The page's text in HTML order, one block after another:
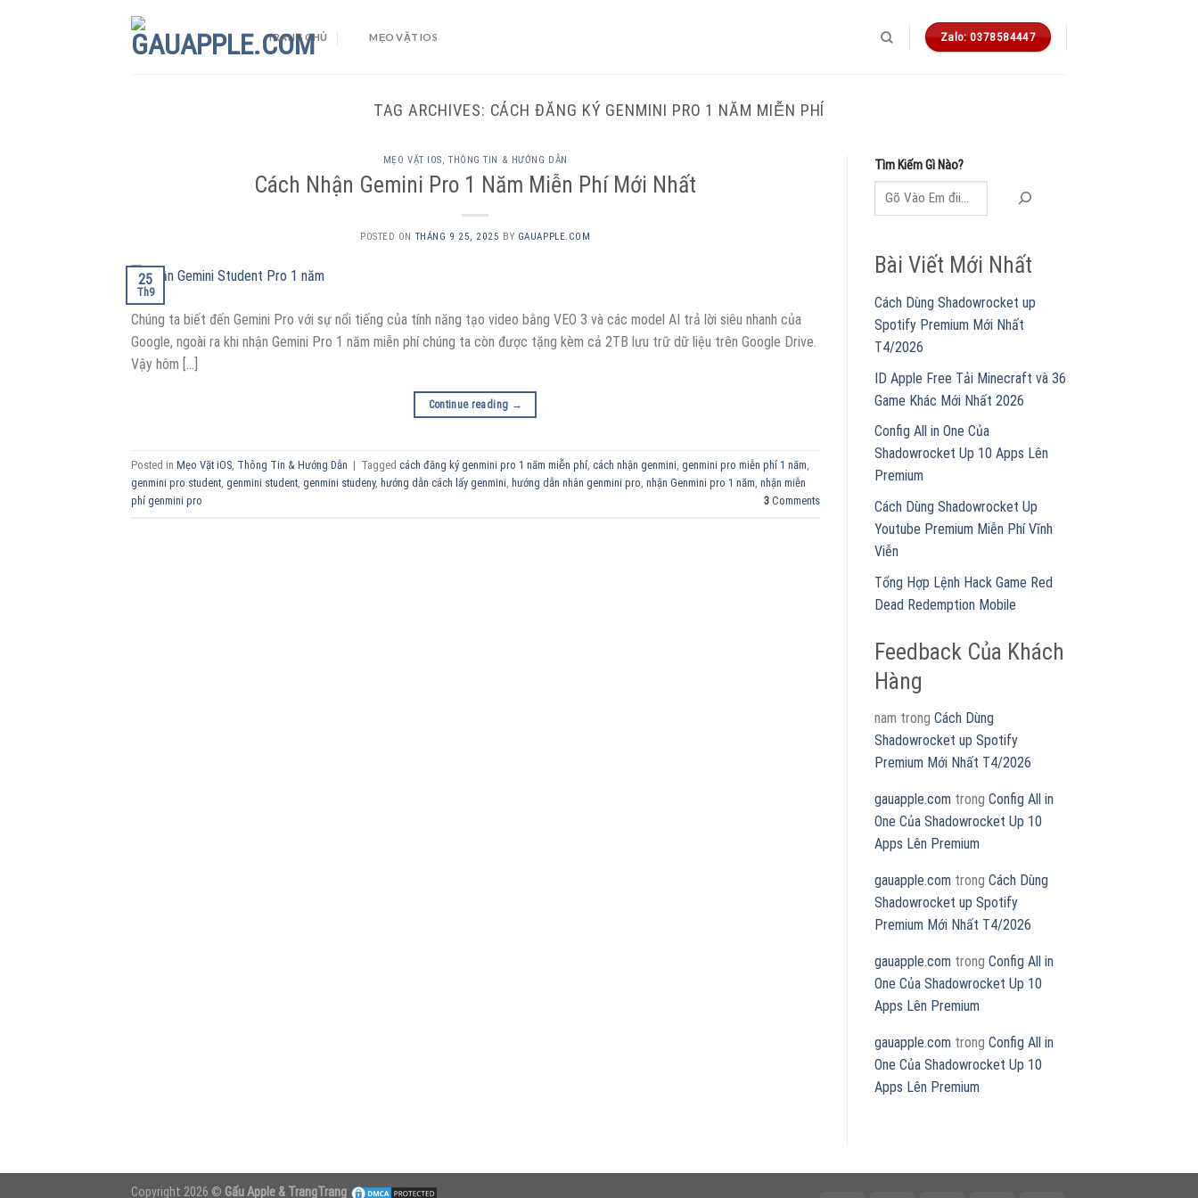
TRANG CHỦ MẸO VẶT IOS Zalo: 0378584447
TAG ARCHIVES: CÁCH ĐĂNG KÝ GENMINI PRO 1 NĂM MIỄN PHÍ
MẸO VẶT IOS,THÔNG TIN & HƯỚNG DẪN
Cách Nhận Gemini Pro 1 Năm Miễn Phí Mới Nhất
POSTED ON THÁNG 9 25, 2025 BY GAUAPPLE.COM
25
Th9
Chúng ta biết đến Gemini Pro với sự nổi tiếng của tính năng tạo video bằng VEO 3 và các model AI trả lời siêu nhanh của
Google, ngoài ra khi nhận Gemini Pro 1 năm miễn phí chúng ta còn được tặng kèm cả 2TB lưu trữ dữ liệu trên Google Drive.
Vậy hôm […]
Continue reading →
Posted in Mẹo Vặt iOS, Thông Tin & Hướng Dẫn | Tagged cách đăng ký genmini pro 1 năm miễn phí, cách nhận genmini, genmini pro miễn phí 1 năm,
genmini pro student, genmini student, genmini studeny, hướng dẫn cách lấy genmini, hướng dẫn nhân genmini pro, nhận Genmini pro 1 năm, nhận miễn
phí genmini pro
3Comments
Tìm Kiếm Gì Nào?
Bài Viết Mới Nhất
Cách Dùng Shadowrocket up
Spotify Premium Mới Nhất
T4/2026
ID Apple Free Tải Minecraft và 36
Game Khác Mới Nhất 2026
Config All in One Của
Shadowrocket Up 10 Apps Lên
Premium
Cách Dùng Shadowrocket Up
Youtube Premium Miễn Phí Vĩnh
Viễn
Tổng Hợp Lệnh Hack Game Red
Dead Redemption Mobile
Feedback Của Khách
Hàng
nam trong Cách Dùng
Shadowrocket up Spotify
Premium Mới Nhất T4/2026
gauapple.com trong Config All in
One Của Shadowrocket Up 10
Apps Lên Premium
gauapple.com trong Cách Dùng
Shadowrocket up Spotify
Premium Mới Nhất T4/2026
gauapple.com trong Config All in
One Của Shadowrocket Up 10
Apps Lên Premium
gauapple.com trong Config All in
One Của Shadowrocket Up 10
Apps Lên Premium
Copyright 2026 © Gấu Apple & TrangTrang